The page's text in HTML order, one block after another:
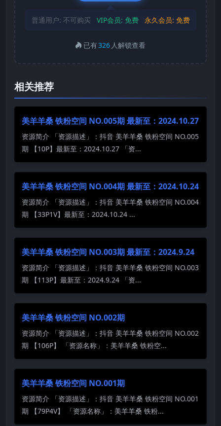
普通用户: 不可购买 VIP会员: 免费 永久会员: 免费
已有326 人解锁查看
相关推荐
美羊羊桑 铁粉空间 NO.005期 最新至：2024.10.27
资源简介 「资源描述」：抖音 美羊羊桑 铁粉空间 NO.005
期 【10P】最新至：2024.10.27 「资...
美羊羊桑 铁粉空间 NO.004期 最新至：2024.10.24
资源简介 「资源描述」：抖音 美羊羊桑 铁粉空间 NO.004
期 【33P1V】最新至：2024.10.24 ...
美羊羊桑 铁粉空间 NO.003期 最新至：2024.9.24
资源简介 「资源描述」：抖音 美羊羊桑 铁粉空间 NO.003
期 【113P】最新至：2024.9.24 「资...
美羊羊桑 铁粉空间 NO.002期
资源简介 「资源描述」：抖音 美羊羊桑 铁粉空间 NO.002
期 【106P】 「资源名称」：美羊羊桑 铁粉空...
美羊羊桑 铁粉空间 NO.001期
资源简介 「资源描述」：抖音 美羊羊桑 铁粉空间 NO.001
期 【79P4V】 「资源名称」：美羊羊桑 铁粉...